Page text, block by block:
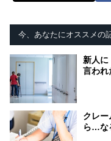
今、あなたにオススメの
新人に
言わ
クレー
ら…な